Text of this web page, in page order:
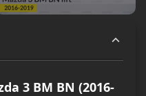
3 BM BN (2016-